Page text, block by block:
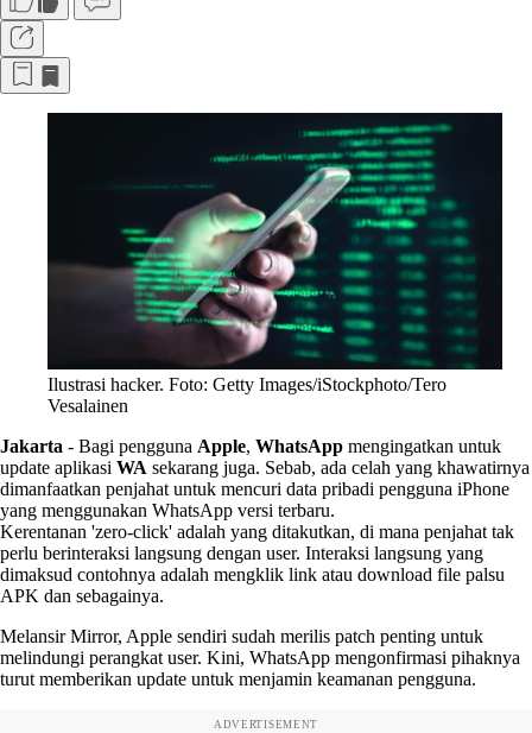
Ilustrasi hacker. Foto: Getty Images/iStockphoto/Tero
Vesalainen
Jakarta - Bagi pengguna Apple, WhatsApp mengingatkan untuk
update aplikasi WA sekarang juga. Sebab, ada celah yang khawatirnya
dimanfaatkan penjahat untuk mencuri data pribadi pengguna iPhone
yang menggunakan WhatsApp versi terbaru.
Kerentanan 'zero-click' adalah yang ditakutkan, di mana penjahat tak
perlu berinteraksi langsung dengan user. Interaksi langsung yang
dimaksud contohnya adalah mengklik link atau download file palsu
APK dan sebagainya.
Melansir Mirror, Apple sendiri sudah merilis patch penting untuk
melindungi perangkat user. Kini, WhatsApp mengonfirmasi pihaknya
turut memberikan update untuk menjamin keamanan pengguna.
ADVERTISEMENT